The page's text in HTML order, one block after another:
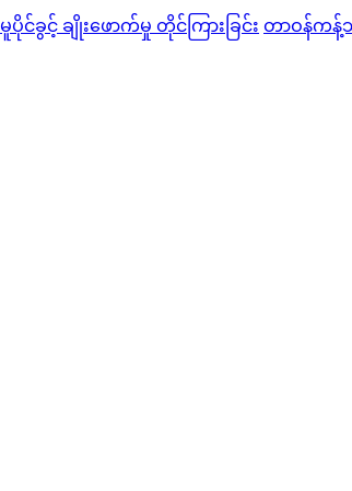
မူပိုင်ခွင့် ချိုးဖောက်မှု တိုင်ကြားခြင်း တာဝန်ကန့်